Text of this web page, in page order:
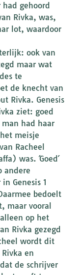
had gehoord
Rivka, was,
lot, waardoor
ook van
maar wat
te
de knecht van
Rivka. Genesis
ziet: goed
had haar
meisje
Racheel
was. ´Goed´
andere
Genesis 1
bedoelt
maar vooral
op het
Rivka gezegd
wordt dit
en
de schrijver